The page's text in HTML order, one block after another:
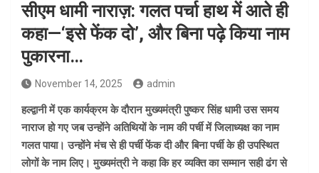
सीएम धामी नाराज़: गलत पर्चा हाथ में आते ही
कहा—‘इसे फेंक दो’, और बिना पढ़े किया नाम
पुकारना…
November 14, 2025 admin
हल्द्वानी में एक कार्यक्रम के दौरान मुख्यमंत्री पुष्कर सिंह धामी उस समय
नाराज हो गए जब उन्होंने अतिथियों के नाम की पर्ची में जिलाध्यक्ष का नाम
गलत पाया। उन्होंने मंच से ही पर्ची फेंक दी और बिना पर्ची के ही उपस्थित
लोगों के नाम लिए। मुख्यमंत्री ने कहा कि हर व्यक्ति का सम्मान सही ढंग से